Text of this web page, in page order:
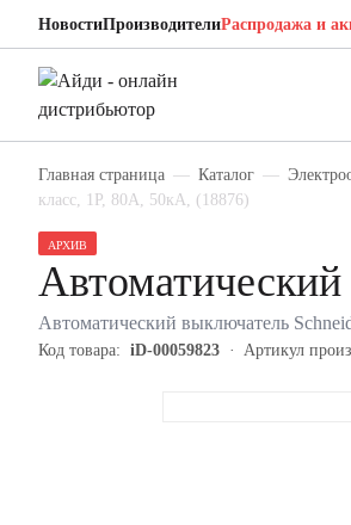
НовостиПроизводителиРаспродажа и
Главная страница Каталог
класс, 1P, 80А, 50кА, (18876)
АРХИВ
Автоматический выключатель
Код товара: iD-00059823 Артикул
Schneider Electric 18876
Автоматический